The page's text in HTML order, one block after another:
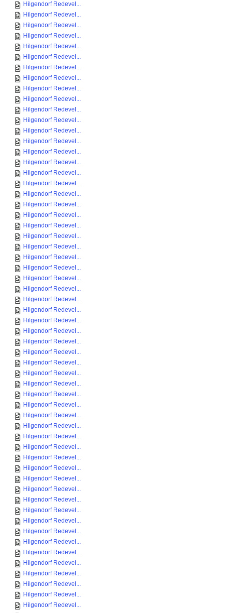
Hilgendorf Redevel...
Hilgendorf Redevel...
Hilgendorf Redevel...
Hilgendorf Redevel...
Hilgendorf Redevel...
Hilgendorf Redevel...
Hilgendorf Redevel...
Hilgendorf Redevel...
Hilgendorf Redevel...
Hilgendorf Redevel...
Hilgendorf Redevel...
Hilgendorf Redevel...
Hilgendorf Redevel...
Hilgendorf Redevel...
Hilgendorf Redevel...
Hilgendorf Redevel...
Hilgendorf Redevel...
Hilgendorf Redevel...
Hilgendorf Redevel...
Hilgendorf Redevel...
Hilgendorf Redevel...
Hilgendorf Redevel...
Hilgendorf Redevel...
Hilgendorf Redevel...
Hilgendorf Redevel...
Hilgendorf Redevel...
Hilgendorf Redevel...
Hilgendorf Redevel...
Hilgendorf Redevel...
Hilgendorf Redevel...
Hilgendorf Redevel...
Hilgendorf Redevel...
Hilgendorf Redevel...
Hilgendorf Redevel...
Hilgendorf Redevel...
Hilgendorf Redevel...
Hilgendorf Redevel...
Hilgendorf Redevel...
Hilgendorf Redevel...
Hilgendorf Redevel...
Hilgendorf Redevel...
Hilgendorf Redevel...
Hilgendorf Redevel...
Hilgendorf Redevel...
Hilgendorf Redevel...
Hilgendorf Redevel...
Hilgendorf Redevel...
Hilgendorf Redevel...
Hilgendorf Redevel...
Hilgendorf Redevel...
Hilgendorf Redevel...
Hilgendorf Redevel...
Hilgendorf Redevel...
Hilgendorf Redevel...
Hilgendorf Redevel...
Hilgendorf Redevel...
Hilgendorf Redevel...
Hilgendorf Redevel...